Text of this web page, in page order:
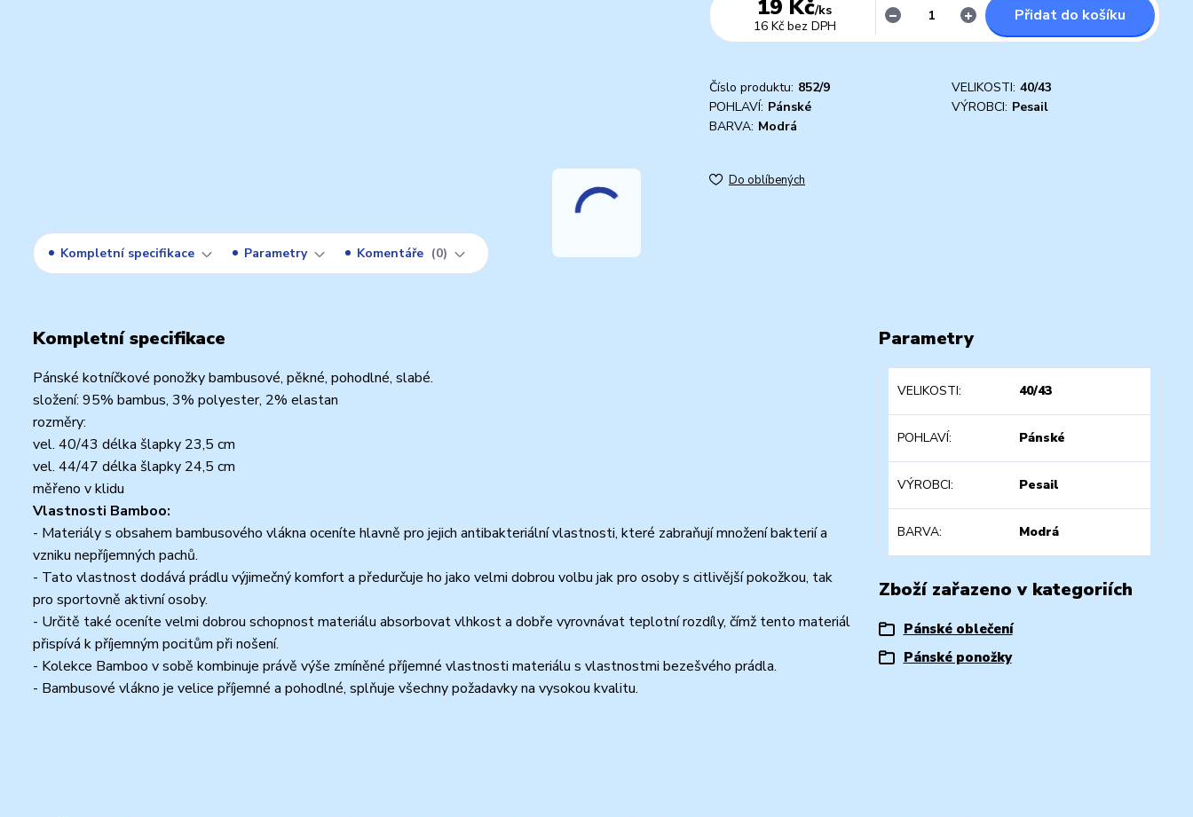
19 Kč/ks
16 Kč bez DPH
Přidat do košíku
Číslo produktu: 852/9 VELIKOSTI: 40/43
POHLAVÍ: Pánské VÝROBCI: Pesail
BARVA: Modrá
Do oblíbených
Kompletní specifikace Parametry Komentáře 0
Kompletní specifikace
Pánské kotníčkové ponožky bambusové, pěkné, pohodlné, slabé.
složení: 95% bambus, 3% polyester, 2% elastan
rozměry:
vel. 40/43 délka šlapky 23,5 cm
vel. 44/47 délka šlapky 24,5 cm
měřeno v klidu
Vlastnosti Bamboo:
- Materiály s obsahem bambusového vlákna oceníte hlavně pro jejich antibakteriální vlastnosti, které zabraňují množení bakterií a
vzniku nepříjemných pachů.
- Tato vlastnost dodává prádlu výjimečný komfort a předurčuje ho jako velmi dobrou volbu jak pro osoby s citlivější pokožkou, tak
pro sportovně aktivní osoby.
- Určitě také oceníte velmi dobrou schopnost materiálu absorbovat vlhkost a dobře vyrovnávat teplotní rozdíly, čímž tento materiál
přispívá k příjemným pocitům při nošení.
- Kolekce Bamboo v sobě kombinuje právě výše zmíněné příjemné vlastnosti materiálu s vlastnostmi bezešvého prádla.
- Bambusové vlákno je velice příjemné a pohodlné, splňuje všechny požadavky na vysokou kvalitu.
Parametry
VELIKOSTI 40/43
POHLAVÍ Pánské
VÝROBCI Pesail
BARVA Modrá
Zboží zařazeno v kategoriích
Pánské oblečení
Pánské ponožky